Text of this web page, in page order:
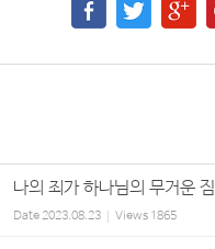
나의 죄가 하나님의 무거운 짐
Date2023.08.23 Views 1865